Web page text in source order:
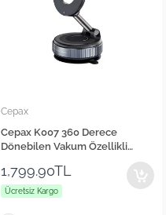
Cepax
Cepax K007 360 Derece
Dönebilen Vakum Özellikli
1,799.90TL
Ücretsiz Kargo